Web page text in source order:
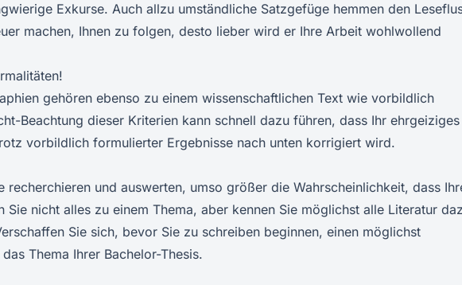
Exkurse. Auch allzu umständliche Satzgefüge hemmen den
machen, Ihnen zu folgen, desto lieber wird er Ihre Arbeit wohlwollend
gehören ebenso zu einem wissenschaftlichen Text wie vorbildlich
Beachtung dieser Kriterien kann schnell dazu führen, dass Ihr ehrgeiziges
vorbildlich formulierter Ergebnisse nach unten korrigiert wird.
recherchieren und auswerten, umso größer die Wahrscheinlichkeit, dass
nicht alles zu einem Thema, aber kennen Sie möglichst alle Literatur
Sie sich, bevor Sie zu schreiben beginnen, einen möglichst
Thema Ihrer Bachelor-Thesis.